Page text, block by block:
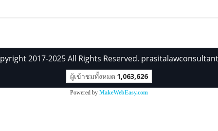
2017-2025 All Rights Reserved.
ผู้เข้าชมทั้งหมด 1,063,626
Powered by MakeWebEasy.com